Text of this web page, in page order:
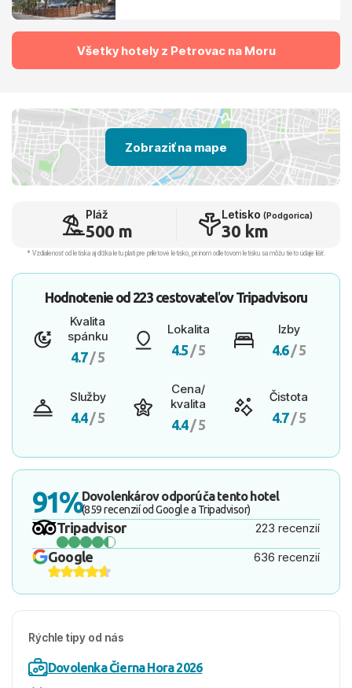
Všetky hotely z Petrovac na Moru
Zobraziť na mape
Pláž
500 m
Letisko (Podgorica)
30 km
* Vzdialenosť od letiska aj dľžka letu platí pre príletové letisko, pri inom odletovom letisku sa môžu tieto údaje líšiť.
Hodnotenie od 223 cestovateľovTripadvisoru
Kvalita
spánku
4.7/ 5
Lokalita
4.5 / 5
Izby
4.6/ 5
Služby
4.4/ 5
Cena/
kvalita
4.4/ 5
Čistota
4.7/ 5
91%Dovolenkárov odporúča tento hotel
(859 recenzií od Google a Tripadvisor)
Tripadvisor 223 recenzií
Google 636 recenzií
Rýchle tipy od nás
Dovolenka Čierna Hora 2026